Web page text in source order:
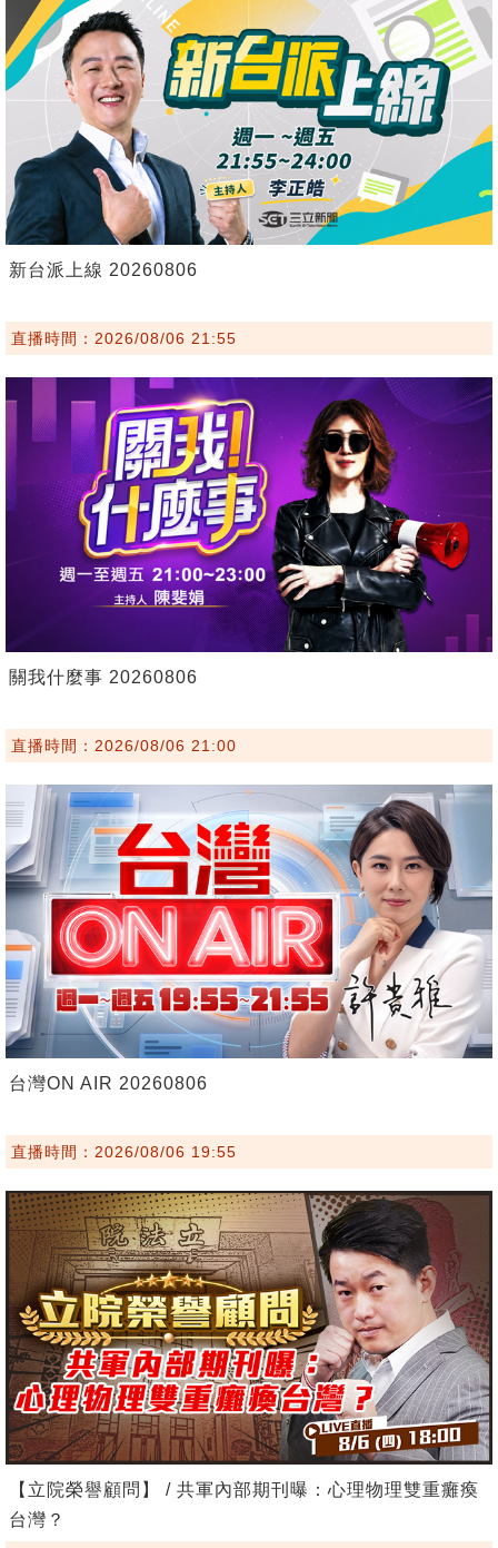
新台派上線 20260806
直播時間：2026/08/06 21:55
關我什麼事 20260806
直播時間：2026/08/06 21:00
台灣ON AIR 20260806
直播時間：2026/08/06 19:55
【立院榮譽顧問】 / 共軍內部期刊曝：心理物理雙重癱瘓
台灣？